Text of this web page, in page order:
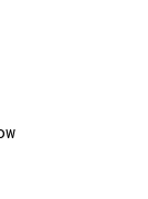
The more you see the less you know